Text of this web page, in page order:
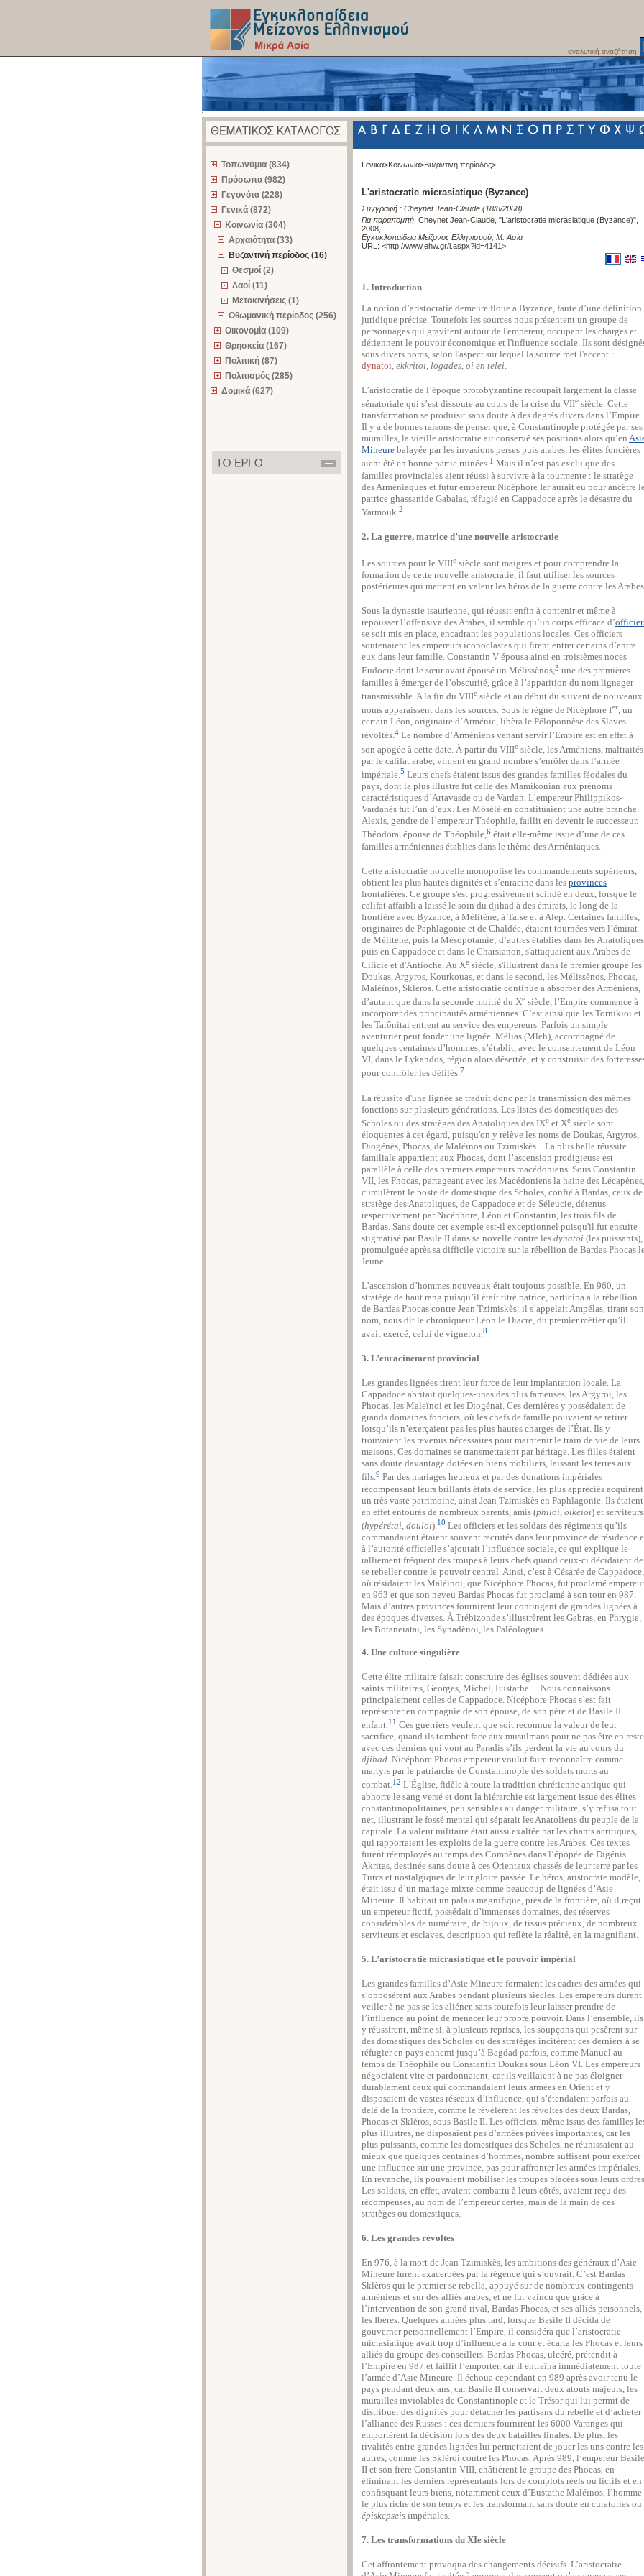
αναλυτική αναζήτηση
Τοπωνύμια (834)
Πρόσωπα (982)
Γεγονότα (228)
Γενικά (872)
Κοινωνία (304)
Αρχαιότητα (33)
Βυζαντινή περίοδος (16)
Θεσμοί (2)
Λαοί (11)
Μετακινήσεις (1)
Οθωμανική περίοδος (256)
Οικονομία (109)
Θρησκεία (167)
Πολιτική (87)
Πολιτισμός (285)
Δομικά (627)
Γενικά>Κοινωνία>Βυζαντινή περίοδος>
L'aristocratie micrasiatique (Byzance)
Συγγραφή : Cheynet Jean-Claude (18/8/2008)
Για παραπομπή: Cheynet Jean-Claude, "L'aristocratie micrasiatique (Byzance)",
2008
Εγκυκλοπαίδεια Μείζονος Ελληνισμού, Μ. Ασία
URL: <http://www.ehw.gr/l.aspx?id=4141>
1. Introduction
La notion d’aristocratie demeure floue à Byzance, faute d’une définition
juridique précise. Toutefois les sources nous présentent un groupe de
personnages qui gravitent autour de l'empereur, occupent les charges et
détiennent le pouvoir économique et l'influence sociale. Ils sont
sous divers noms, selon l'aspect sur lequel la source met l'accent :
dynatoi, ekkritoi, logades, oi en telei.
L’aristocratie de l’époque protobyzantine recoupait largement la classe
sénatoriale qui s’est dissoute au cours de la crise du VIIe siècle. Cette
transformation se produisit sans doute à des degrés divers dans l’Empire.
Il y a de bonnes raisons de penser que, à Constantinople protégée par ses
murailles, la vieille aristocratie ait conservé ses positions alors qu’en
Mineure balayée par les invasions perses puis arabes, les élites foncières
aient été en bonne partie ruinées.1 Mais il n’est pas exclu que des
familles provinciales aient réussi à survivre à la tourmente : le stratège
des Arméniaques et futur empereur Nicéphore Ier aurait eu pour ancêtre
patrice ghassanide Gabalas, réfugié en Cappadoce après le désastre du
Yarmouk. 2
2. La guerre, matrice d’une nouvelle aristocratie
Les sources pour le VIIIe siècle sont maigres et pour comprendre la
formation de cette nouvelle aristocratie, il faut utiliser les sources
postérieures qui mettent en valeur les héros de la guerre contre les
Sous la dynastie isaurienne, qui réussit enfin à contenir et même à
repousser l’offensive des Arabes, il semble qu’un corps efficace d’
se soit mis en place, encadrant les populations locales. Ces officiers
soutenaient les empereurs iconoclastes qui firent entrer certains d’entre
eux dans leur famille. Constantin V épousa ainsi en troisièmes noces
Eudocie dont le sœur avait épousé un Mélissènos,3 une des premières
familles à émerger de l’obscurité, grâce à l’apparition du nom lignager
transmissible. A la fin du VIIΙe siècle et au début du suivant de nouveaux
noms apparaissent dans les sources. Sous le règne de Nicéphore Ier, un
certain Léon, originaire d’Arménie, libèra le Péloponnèse des Slaves
révoltés.4 Le nombre d’Arméniens venant servir l’Empire est en effet à
son apogée à cette date. À partir du VIIIe siècle, les Arméniens, maltraités
par le califat arabe, vinrent en grand nombre s’enrôler dans l’armée
impériale.5 Leurs chefs étaient issus des grandes familles féodales du
pays, dont la plus illustre fut celle des Mamikonian aux prénoms
caractéristiques d’Artavasde ou de Vardan. L’empereur Philippikos-
Vardanès fut l’un d’eux. Les Môsélè en constituaient une autre branche.
Alexis, gendre de l’empereur Théophile, faillit en devenir le successeur.
Théodora, épouse de Théophile,6 était elle-même issue d’une de ces
familles arméniennes établies dans le thème des Arméniaques.
Cette aristocratie nouvelle monopolise les commandements supérieurs,
obtient les plus hautes dignités et s’enracine dans les provinces
frontalières. Ce groupe s'est progressivement scindé en deux, lorsque le
califat affaibli a laissé le soin du djihad à des émirats, le long de la
frontière avec Byzance, à Mélitène, à Tarse et à Alep. Certaines familles,
originaires de Paphlagonie et de Chaldée, étaient tournées vers l’émirat
de Mélitène, puis la Mésopotamie; d’autres établies dans les
puis en Cappadoce et dans le Charsianon, s'attaquaient aux Arabes de
Cilicie et d'Antioche. Au Xe siècle, s'illustrent dans le premier groupe les
Doukas, Argyros, Kourkouas, et dans le second, les Mélissènos, Phocas,
Maléïnos, Sklèros. Cette aristocratie continue à absorber des Arméniens,
d’autant que dans la seconde moitié du Xe siècle, l’Empire commence à
incorporer des principautés arméniennes. C’est ainsi que les Tornikioi et
les Tarônitai entrent au service des empereurs. Parfois un simple
aventurier peut fonder une lignée. Mélias (Mleh), accompagné de
quelques centaines d’hommes, s’établit, avec le consentement de Léon
VI, dans le Lykandos, région alors désertée, et y construisit des
pour contrôler les défilés.7
La réussite d'une lignée se traduit donc par la transmission des mêmes
fonctions sur plusieurs générations. Les listes des domestiques des
Scholes ou des stratèges des Anatoliques des IXe et Xe siècle sont
éloquentes à cet égard, puisqu'on y relève les noms de Doukas, Argyros,
Diogénès, Phocas, de Maléïnos ou Tzimiskès... La plus belle réussite
familiale appartient aux Phocas, dont l’ascension prodigieuse est
parallèle à celle des premiers empereurs macédoniens. Sous Constantin
VII, les Phocas, partageant avec les Macédoniens la haine des Lécapènes,
cumulèrent le poste de domestique des Scholes, confié à Bardas, ceux de
stratège des Anatoliques, de Cappadoce et de Séleucie, détenus
respectivement par Nicéphore, Léon et Constantin, les trois fils de
Bardas. Sans doute cet exemple est-il exceptionnel puisqu'il fut ensuite
stigmatisé par Basile II dans sa novelle contre les dynatoi (les puissants),
promulguée après sa difficile victoire sur la rébellion de Bardas Phocas
Jeune.
L’ascension d’hommes nouveaux était toujours possible. En 960, un
stratège de haut rang puisqu’il était titré patrice, participa à la rébellion
de Bardas Phocas contre Jean Tzimiskès; il s’appelait Ampélas, tirant son
nom, nous dit le chroniqueur Léon le Diacre, du premier métier qu’il
avait exercé, celui de vigneron.8
3. L’enracinement provincial
Les grandes lignées tirent leur force de leur implantation locale. La
Cappadoce abritait quelques-unes des plus fameuses, les Argyroi, les
Phocas, les Maleïnoi et les Diogénai. Ces dernières y possédaient de
grands domaines fonciers, où les chefs de famille pouvaient se retirer
lorsqu’ils n’exerçaient pas les plus hautes charges de l’État. Ils y
trouvaient les revenus nécessaires pour maintenir le train de vie de leurs
maisons. Ces domaines se transmettaient par héritage. Les filles étaient
sans doute davantage dotées en biens mobiliers, laissant les terres aux
fils.9 Par des mariages heureux et par des donations impériales
récompensant leurs brillants états de service, les plus appréciés acquirent
un très vaste patrimoine, ainsi Jean Tzimiskès en Paphlagonie. Ils étaient
en effet entourés de nombreux parents, amis (philoi oikeioi) et serviteurs
(hypérétai, douloi). 10 Les officiers et les soldats des régiments qu’ils
commandaient étaient souvent recrutés dans leur province de résidence
à l’autorité officielle s’ajoutait l’influence sociale, ce qui explique le
ralliement fréquent des troupes à leurs chefs quand ceux-ci décidaient de
se rebeller contre le pouvoir central. Ainsi, c’est à Césarée de Cappadoce,
où résidaient les Maléïnoi, que Nicéphore Phocas, fut proclamé empereur
en 963 et que son neveu Bardas Phocas fut proclamé à son tour en 987.
Mais d’autres provinces fournirent leur contingent de grandes lignées à
des époques diverses. À Trébizonde s’illustrèrent les Gabras, en Phrygie,
les Botaneiatai, les Synadènoi, les Paléologues.
4. Une culture singulière
Cette élite militaire faisait construire des églises souvent dédiées aux
saints militaires, Georges, Michel, Eustathe… Nous connaissons
principalement celles de Cappadoce. Nicéphore Phocas s’est fait
représenter en compagnie de son épouse, de son père et de Basile II
enfant.11 Ces guerriers veulent que soit reconnue la valeur de leur
sacrifice, quand ils tombent face aux musulmans pour ne pas être en reste
avec ces derniers qui vont au Paradis s’ils perdent la vie au cours du
djihad. Nicéphore Phocas empereur voulut faire reconnaître comme
martyrs par le patriarche de Constantinople des soldats morts au
combat.12 L’Église, fidèle à toute la tradition chrétienne antique qui
abhorre le sang versé et dont la hiérarchie est largement issue des élites
constantinopolitaines, peu sensibles au danger militaire, s’y refusa tout
net, illustrant le fossé mental qui séparait les Anatoliens du peuple de la
capitale. La valeur militaire était aussi exaltée par les chants acritiques,
qui rapportaient les exploits de la guerre contre les Arabes. Ces textes
furent réemployés au temps des Comnènes dans l’épopée de Digénis
Akritas, destinée sans doute à ces Orientaux chassés de leur terre par les
Turcs et nostalgiques de leur gloire passée. Le héros, aristocrate modèle,
était issu d’un mariage mixte comme beaucoup de lignées d’Asie
Mineure. Il habitait un palais magnifique, près de la frontière, où il reçut
un empereur fictif, possédait d’immenses domaines, des réserves
considérables de numéraire, de bijoux, de tissus précieux, de nombreux
serviteurs et esclaves, description qui reflète la réalité, en la magnifiant.
5. L’aristocratie micrasiatique et le pouvoir impérial
Les grandes familles d’Asie Mineure formaient les cadres des armées qui
s’opposèrent aux Arabes pendant plusieurs siècles. Les empereurs durent
veiller à ne pas se les aliéner, sans toutefois leur laisser prendre de
l’influence au point de menacer leur propre pouvoir. Dans l’ensemble, ils
y réussirent, même si, à plusieurs reprises, les soupçons qui pesèrent sur
des domestiques des Scholes ou des stratèges incitèrent ces derniers à se
réfugier en pays ennemi jusqu’à Bagdad parfois, comme Manuel au
temps de Théophile ou Constantin Doukas sous Léon VI. Les empereurs
négociaient vite et pardonnaient, car ils veillaient à ne pas éloigner
durablement ceux qui commandaient leurs armées en Orient et y
disposaient de vastes réseaux d’influence, qui s’étendaient parfois au-
delà de la frontière, comme le révélèrent les révoltes des deux Bardas,
Phocas et Sklèros, sous Basile II. Les officiers, même issus des familles
plus illustres, ne disposaient pas d’armées privées importantes, car les
plus puissants, comme les domestiques des Scholes, ne réunissaient au
mieux que quelques centaines d’hommes, nombre suffisant pour exercer
une influence sur une province, pas pour affronter les armées impériales.
En revanche, ils pouvaient mobiliser les troupes placées sous leurs
Les soldats, en effet, avaient combattu à leurs côtés, avaient reçu des
récompenses, au nom de l’empereur certes, mais de la main de ces
stratèges ou domestiques.
6. Les grandes révoltes
En 976, à la mort de Jean Tzimiskès, les ambitions des généraux d’Asie
Mineure furent exacerbées par la régence qui s’ouvrait. C’est Bardas
Sklèros qui le premier se rebella, appuyé sur de nombreux contingents
arméniens et sur des alliés arabes, et ne fut vaincu que grâce à
l’intervention de son grand rival, Bardas Phocas, et ses alliés personnels,
les Ibères. Quelques années plus tard, lorsque Basile II décida de
gouverner personnellement l’Empire, il considéra que l’aristocratie
micrasiatique avait trop d’influence à la cour et écarta les Phocas et leurs
alliés du groupe des conseillers. Bardas Phocas, ulcéré, prétendit à
l’Empire en 987 et faillit l’emporter, car il entraîna immédiatement toute
l’armée d’Asie Mineure. Il échoua cependant en 989 après avoir tenu le
pays pendant deux ans, car Basile II conservait deux atouts majeurs, les
murailles inviolables de Constantinople et le Trésor qui lui permit de
distribuer des dignités pour détacher les partisans du rebelle et d’acheter
l’alliance des Russes : ces derniers fournirent les 6000 Varanges qui
emportèrent la décision lors des deux batailles finales. De plus, les
rivalités entre grandes lignées lui permettaient de jouer les uns contre les
autres, comme les Sklèroi contre les Phocas. Après 989, l’empereur Basile
II et son frère Constantin VIII, châtièrent le groupe des Phocas, en
éliminant les derniers représentants lors de complots réels ou fictifs et en
confisquant leurs biens, notamment ceux d’Eustathe Maléïnos, l’homme
le plus riche de son temps et les transformant sans doute en curatories ou
épiskepseis impériales.
7. Les transformations du XIe siècle
Cet affrontement provoqua des changements décisifs. L’aristocratie